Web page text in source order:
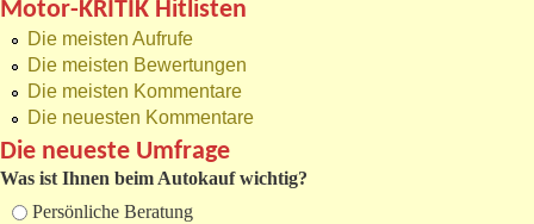
Motor-KRITIK Hitlisten
Die meisten Aufrufe
Die meisten Bewertungen
Die meisten Kommentare
Die neuesten Kommentare
Die neueste Umfrage
Was ist Ihnen beim Autokauf wichtig?
Auswahlmöglichkeiten
Persönliche Beratung